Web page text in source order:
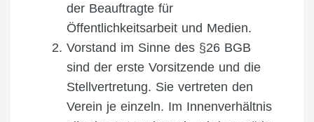
der Beauftragte für
Öffentlichkeitsarbeit und Medien.
Vorstand im Sinne des §26 BGB
sind der erste Vorsitzende und die
Stellvertretung. Sie vertreten den
Verein je einzeln. Im Innenverhältnis